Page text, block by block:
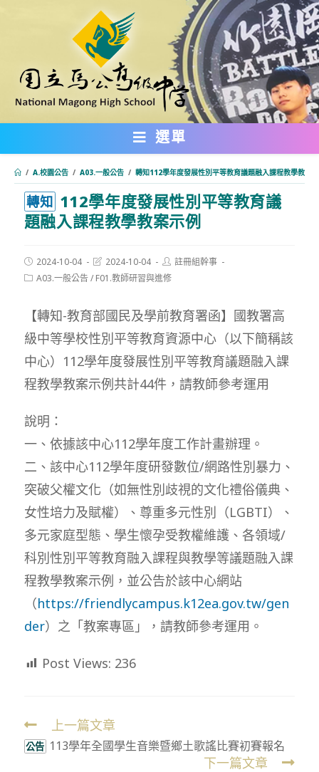
內
選單
/ A.校園公告 / A03.一般公告 / 轉知112學年度發展性別平等教育議題融入課程教學教案
轉知 112學年度發展性別平等教育議
題融入課程教學教案示例
Post
published:
2024-10-04
Post
modified:
2024-10-04
Post
author:
註冊組幹事
PostA03.一般公告/ F01.教師研習與進修
【轉知-教育部國民及學前教育署函】國教署高
級中等學校性別平等教育資源中心（以下簡稱該
中心）112學年度發展性別平等教育議題融入課
程教學教案示例共計44件，請教師參考運用
說明：
一、依據該中心112學年度工作計畫辦理。
二、該中心112學年度研發數位/網路性別暴力、
突破父權文化（如無性別歧視的文化禮俗儀典、
女性培力及賦權）、尊重多元性別（LGBTI）、
多元家庭型態、學生懷孕受教權維護、各領域/
科別性別平等教育融入課程與教學等議題融入課
程教學教案示例，並公告於該中心網站
（https://friendlycampus.k12ea.gov.tw/gen
der）之「教案專區」，請教師參考運用。
Post Views: 236
Read
more
上一篇文章
公告 113學年全國學生音樂暨鄉土歌謠比賽初賽報名
下一篇文章